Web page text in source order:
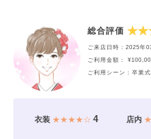
総合評価
ご来店日時：2025年
ご利用金額：
ご利用シーン：卒業
衣装★★★★☆ 4 店内